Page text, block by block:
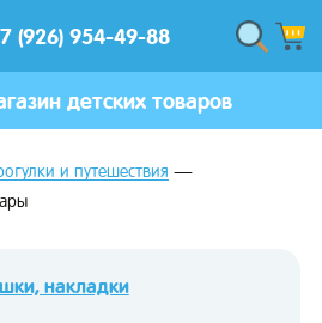
(926) 954-49-88
детских товаров
и путешествия
накладки